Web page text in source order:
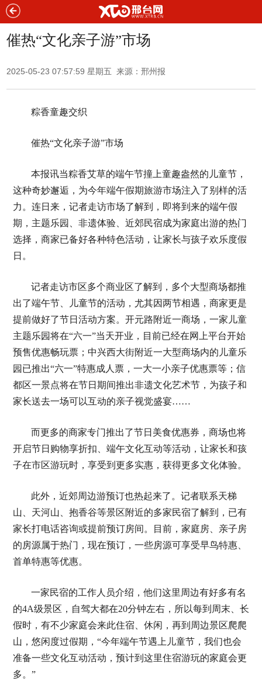
催热“文化亲子游”市场
2025-05-23 07:57:59 星期五 来源：邢州报
粽香童趣交织
催热“文化亲子游”市场
本报讯当粽香艾草的端午节撞上童趣盎然的儿童节，
这种奇妙邂逅，为今年端午假期旅游市场注入了别样的活
力。连日来，记者走访市场了解到，即将到来的端午假
期，主题乐园、非遗体验、近郊民宿成为家庭出游的热门
选择，商家已备好各种特色活动，让家长与孩子欢乐度假
日。
记者走访市区多个商业区了解到，多个大型商场都推
出了端午节、儿童节的活动，尤其因两节相遇，商家更是
提前做好了节日活动方案。开元路附近一商场，一家儿童
主题乐园将在“六一”当天开业，目前已经在网上平台开始
预售优惠畅玩票；中兴西大街附近一大型商场内的儿童乐
园已推出“六一”特惠成人票，一大一小亲子优惠票等；信
都区一景点将在节日期间推出非遗文化艺术节，为孩子和
家长送去一场可以互动的亲子视觉盛宴……
而更多的商家专门推出了节日美食优惠券，商场也将
开启节日购物享折扣、端午文化互动等活动，让家长和孩
子在市区游玩时，享受到更多实惠，获得更多文化体验。
此外，近郊周边游预订也热起来了。记者联系天梯
山、天河山、抱香谷等景区附近的多家民宿了解到，已有
家长打电话咨询或提前预订房间。目前，家庭房、亲子房
的房源属于热门，现在预订，一些房源可享受早鸟特惠、
首单特惠等优惠。
一家民宿的工作人员介绍，他们这里周边有好多有名
的4A级景区，自驾大都在20分钟左右，所以每到周末、长
假时，有不少家庭会来此住宿、休闲，再到周边景区爬爬
山，悠闲度过假期，“今年端午节遇上儿童节，我们也会
准备一些文化互动活动，预计到这里住宿游玩的家庭会更
多。”